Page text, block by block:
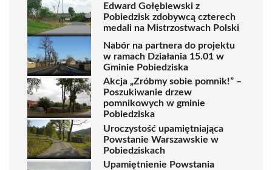
Edward Gołębiewski z
Pobiedzisk zdobywcą czterech
medali na Mistrzostwach Polski
Nabór na partnera do projektu
w ramach Działania 15.01 w
Gminie Pobiedziska
Akcja „Zróbmy sobie pomnik!” –
Poszukiwanie drzew
pomnikowych w gminie
Pobiedziska
Uroczystość upamiętniająca
Powstanie Warszawskie w
Pobiedziskach
Upamiętnienie Powstania